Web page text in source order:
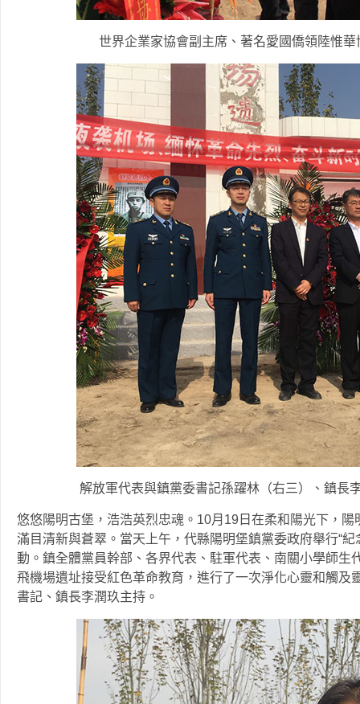
世界企業家協會副主席、著名愛國僑領陸惟
解放軍代表與鎮黨委書記孫躍林（右三）、鎮長
悠悠陽明古堡，浩浩英烈忠魂。10月19日在柔和陽光下，
滿目清新與蒼翠。當天上午，代縣陽明堡鎮黨委政府舉行“
動。鎮全體黨員幹部、各界代表、駐軍代表、南關小學師生
飛機場遺址接受紅色革命教育，進行了一次淨化心靈和觸及
書記、鎮長李潤玖主持。